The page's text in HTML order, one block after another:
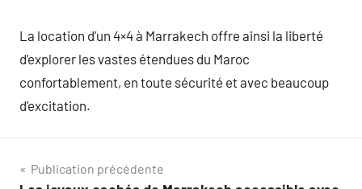
La location d’un 4×4 à Marrakech offre ainsi la liberté
d’explorer les vastes étendues du Maroc
confortablement, en toute sécurité et avec beaucoup
d’excitation.
Navigation
Publication précédente